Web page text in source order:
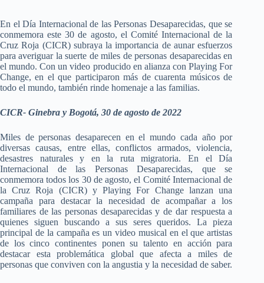
En el Día Internacional de las Personas Desaparecidas, que se
conmemora este 30 de agosto, el Comité Internacional de la
Cruz Roja (CICR) subraya la importancia de aunar esfuerzos
para averiguar la suerte de miles de personas desaparecidas en
el mundo. Con un video producido en alianza con Playing For
Change, en el que participaron más de cuarenta músicos de
todo el mundo, también rinde homenaje a las familias.
CICR- Ginebra y Bogotá, 30 de agosto de 2022
Miles de personas desaparecen en el mundo cada año por
diversas causas, entre ellas, conflictos armados, violencia,
desastres naturales y en la ruta migratoria. En el Día
Internacional de las Personas Desaparecidas, que se
conmemora todos los 30 de agosto, el Comité Internacional de
la Cruz Roja (CICR) y Playing For Change lanzan una
campaña para destacar la necesidad de acompañar a los
familiares de las personas desaparecidas y de dar respuesta a
quienes siguen buscando a sus seres queridos. La pieza
principal de la campaña es un video musical en el que artistas
de los cinco continentes ponen su talento en acción para
destacar esta problemática global que afecta a miles de
personas que conviven con la angustia y la necesidad de saber.